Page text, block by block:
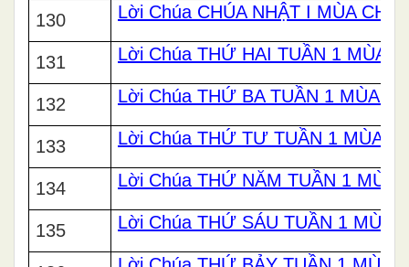
130 Lời Chúa CHÚA NHẬT I MÙA
131 Lời Chúa THỨ HAI TUẦN 1 MÙA
132 Lời Chúa THỨ BA TUẦN 1 MÙA
133 Lời Chúa THỨ TƯ TUẦN 1 MÙA
134 Lời Chúa THỨ NĂM TUẦN 1 MÙA
135 Lời Chúa THỨ SÁU TUẦN 1 MÙA